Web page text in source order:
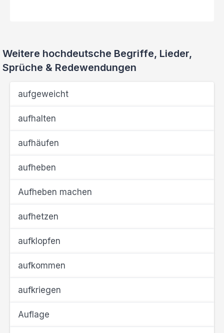
Weitere hochdeutsche Begriffe, Lieder,
Sprüche & Redewendungen
aufgeweicht
aufhalten
aufhäufen
aufheben
Aufheben machen
aufhetzen
aufklopfen
aufkommen
aufkriegen
Auflage